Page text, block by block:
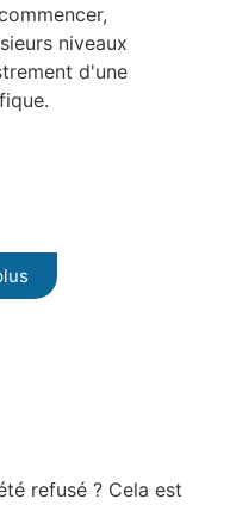
niveaux
d'une
refusé ? Cela est